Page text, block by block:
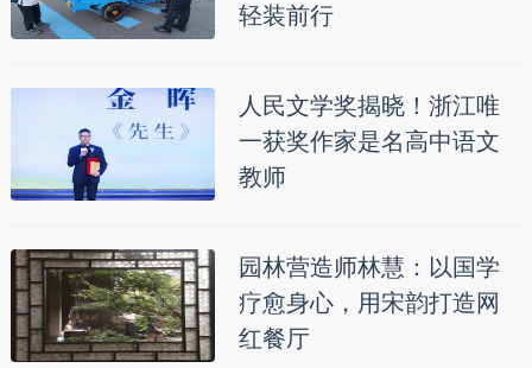
轻装前行
人民文学奖揭晓！浙江唯
一获奖作家是名高中语文
教师
园林营造师林慧：以国学
疗愈身心，用宋韵打造网
红餐厅